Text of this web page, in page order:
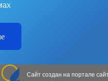
Сайт создан на портале